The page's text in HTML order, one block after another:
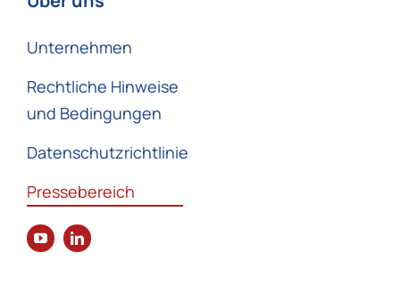
Unternehmen
Rechtliche Hinweise
und Bedingungen
Datenschutzrichtlinie
Pressebereich